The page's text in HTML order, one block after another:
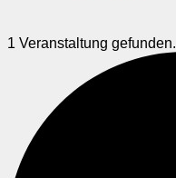
1 Veranstaltung gefunden.